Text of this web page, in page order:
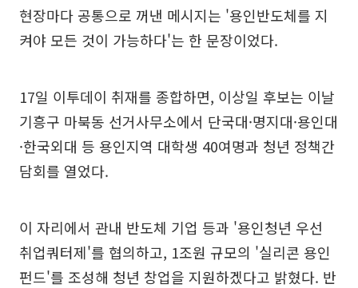
현장마다 공통으로 꺼낸 메시지는 '용인반도체를 지
켜야 모든 것이 가능하다'는 한 문장이었다.
17일 이투데이 취재를 종합하면, 이상일 후보는 이날
기흥구 마북동 선거사무소에서 단국대·명지대·용인대
·한국외대 등 용인지역 대학생 40여명과 청년 정책간
담회를 열었다.
이 자리에서 관내 반도체 기업 등과 '용인청년 우선
취업쿼터제'를 협의하고, 1조원 규모의 '실리콘 용인
펀드'를 조성해 청년 창업을 지원하겠다고 밝혔다. 반